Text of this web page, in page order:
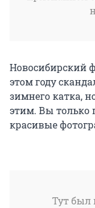
Новосибирский
этом году
зимнего катка,
этим. Вы только
красивые
Тут был